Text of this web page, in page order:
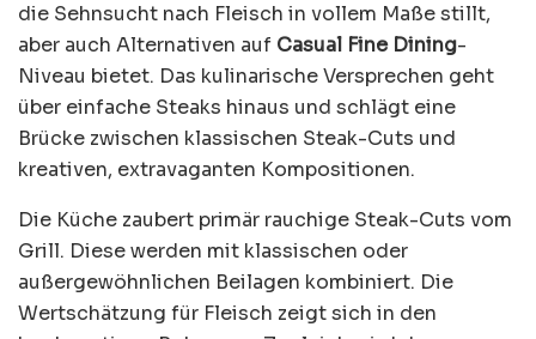
die Sehnsucht nach Fleisch in vollem Maße stillt,
aber auch Alternativen auf Casual Fine Dining-
Niveau bietet. Das kulinarische Versprechen geht
über einfache Steaks hinaus und schlägt eine
Brücke zwischen klassischen Steak-Cuts und
kreativen, extravaganten Kompositionen.
Die Küche zaubert primär rauchige Steak-Cuts vom
Grill. Diese werden mit klassischen oder
außergewöhnlichen Beilagen kombiniert. Die
Wertschätzung für Fleisch zeigt sich in den